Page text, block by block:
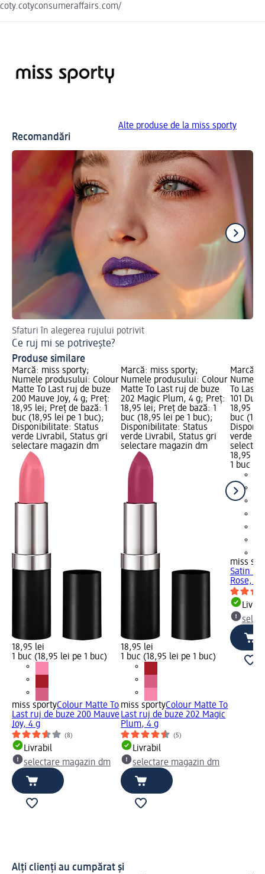
coty.cotyconsumeraffairs.com/
Alte produse de la miss sporty
Recomandări
Sfaturi în alegerea rujului potrivit
Ce ruj mi se potrivește?
Produse similare
Marcă: miss sporty;
Numele produsului: Colour
Matte To Last ruj de buze
200 Mauve Joy, 4 g; Preț:
18,95 lei; Preț de bază: 1
buc (18,95 lei pe 1 buc);
Disponibilitate: Status
verde Livrabil, Status gri
selectare magazin dm
18,95 lei
1 buc (18,95 lei pe 1 buc)
miss sportyColour Matte To
Last ruj de buze 200 Mauve
Joy, 4 g
(8)
Livrabil
selectare magazin dm
Marcă: miss sporty;
Numele produsului: Colour
Matte To Last ruj de buze
202 Magic Plum, 4 g; Preț:
18,95 lei; Preț de bază: 1
buc (18,95 lei pe 1 buc);
Disponibilitate: Status
verde Livrabil, Status gri
selectare magazin dm
18,95 lei
1 buc (18,95 lei pe 1 buc)
miss sportyColour Matte To
Last ruj de buze 202 Magic
Plum, 4 g
(5)
Livrabil
selectare magazin dm
Marcă:
Numele
To Last
101
18,95
buc
verde
18,95 lei
1 buc
miss
Satin ruj
Rose, 1
Alți clienți au cumpărat și